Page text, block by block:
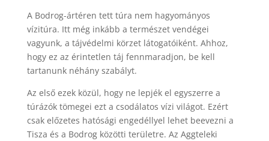
A Bodrog-ártéren tett túra nem hagyományos
vízitúra. Itt még inkább a természet vendégei
vagyunk, a tájvédelmi körzet látogatóiként. Ahhoz,
hogy ez az érintetlen táj fennmaradjon, be kell
tartanunk néhány szabályt.
Az első ezek közül, hogy ne lepjék el egyszerre a
túrázók tömegei ezt a csodálatos vízi világot. Ezért
csak előzetes hatósági engedéllyel lehet beevezni a
Tisza és a Bodrog közötti területre. Az Aggteleki